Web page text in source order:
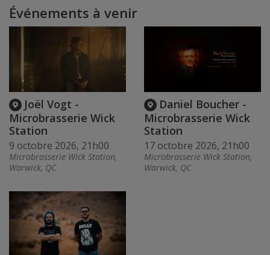
Événements à venir
Joël Vogt -
Microbrasserie Wick
Station
9 octobre 2026, 21h00
Microbrasserie Wick Station,
Warwick, QC
Daniel Boucher -
Microbrasserie Wick
Station
17 octobre 2026, 21h00
Microbrasserie Wick Station,
Warwick, QC